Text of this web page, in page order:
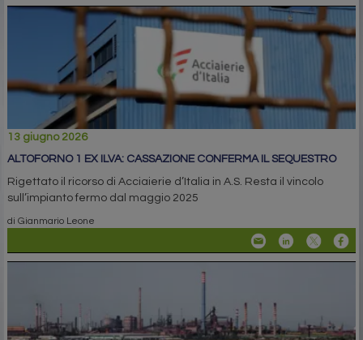
13 giugno 2026
ALTOFORNO 1 EX ILVA: CASSAZIONE CONFERMA IL SEQUESTRO
Rigettato il ricorso di Acciaierie d’Italia in A.S. Resta il vincolo
sull’impianto fermo dal maggio 2025
di Gianmario Leone